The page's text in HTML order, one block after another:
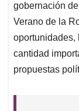
gobernación
Verano de la
oportunidades,
cantidad
propuestas